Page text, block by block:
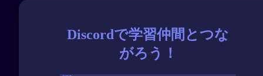
Discordで学習仲間とつな
がろう！